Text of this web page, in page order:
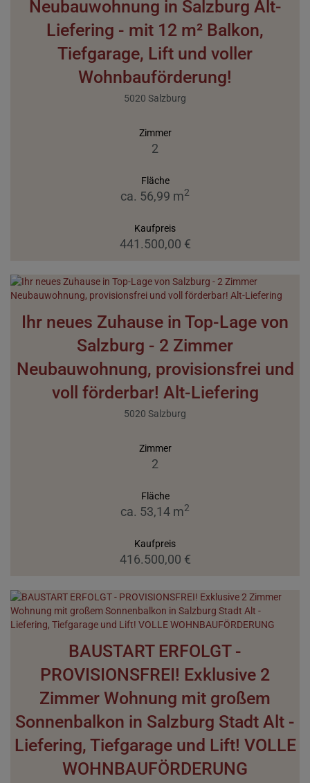
Neubauwohnung in Salzburg Alt-
Liefering - mit 12 m² Balkon,
Tiefgarage, Lift und voller
Wohnbauförderung!
5020 Salzburg
Zimmer
2
Fläche
ca. 56,99 m2
Kaufpreis
441.500,00 €
Ihr neues Zuhause in Top-Lage von
Salzburg - 2 Zimmer
Neubauwohnung, provisionsfrei und
voll förderbar! Alt-Liefering
5020 Salzburg
Zimmer
2
Fläche
ca. 53,14 m2
Kaufpreis
416.500,00 €
BAUSTART ERFOLGT -
PROVISIONSFREI! Exklusive 2
Zimmer Wohnung mit großem
Sonnenbalkon in Salzburg Stadt Alt -
Liefering, Tiefgarage und Lift! VOLLE
WOHNBAUFÖRDERUNG